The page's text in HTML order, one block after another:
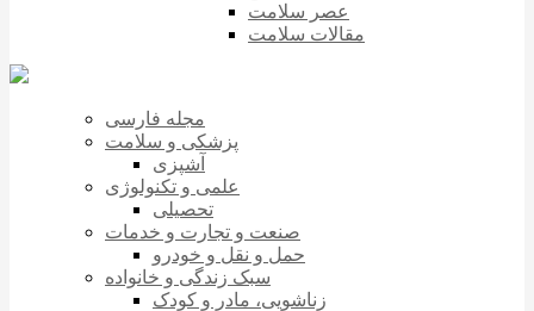
عصر سلامت
مقالات سلامت
مجله فارسی
پزشکی و سلامت
آشپزی
علمی و تکنولوژی
تحصیلی
صنعت و تجارت و خدمات
حمل و نقل و خودرو
سبک زندگی و خانواده
زناشویی، مادر و کودک